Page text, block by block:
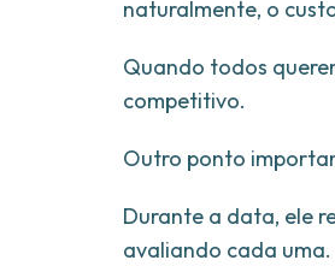
naturalmente, o
Quando todos
competitivo.
Outro ponto
Durante a data, ele
avaliando cada uma.